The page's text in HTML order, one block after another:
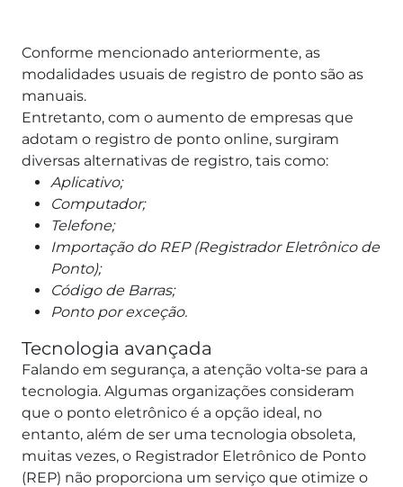
Conforme mencionado anteriormente, as
modalidades usuais de registro de ponto são as
manuais.
Entretanto, com o aumento de empresas que
adotam o registro de ponto online, surgiram
diversas alternativas de registro, tais como:
Aplicativo;
Computador;
Telefone;
Importação do REP (Registrador Eletrônico de
Ponto);
Código de Barras;
Ponto por exceção.
Tecnologia avançada
Falando em segurança, a atenção volta-se para a
tecnologia. Algumas organizações consideram
que o ponto eletrônico é a opção ideal, no
entanto, além de ser uma tecnologia obsoleta,
muitas vezes, o Registrador Eletrônico de Ponto
(REP) não proporciona um serviço que otimize o